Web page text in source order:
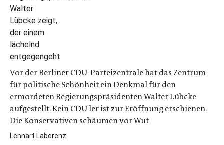
Vor der Berliner CDU-Parteizentrale hat das Zentrum
für politische Schönheit ein Denkmal für den
ermordeten Regierungspräsidenten Walter Lübcke
aufgestellt. Kein CDU'ler ist zur Eröffnung erschienen.
Die Konservativen schäumen vor Wut
Lennart Laberenz